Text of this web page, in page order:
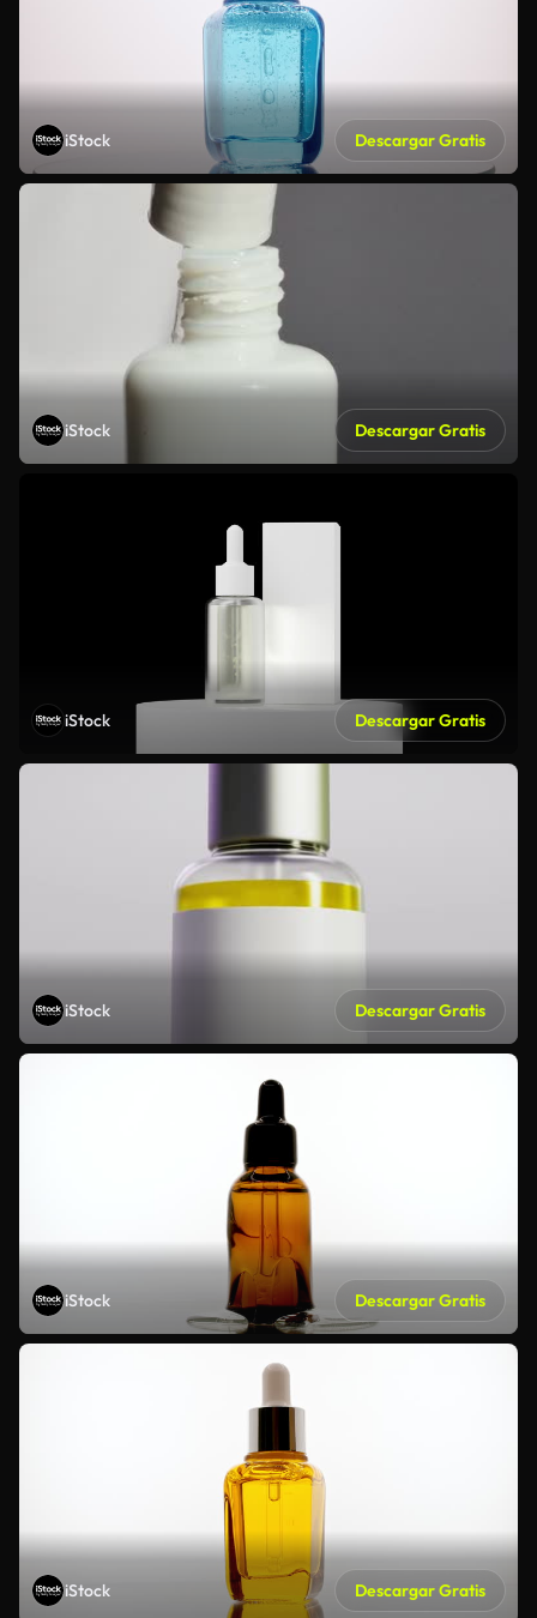
iStock Descargar Gratis
iStock Descargar Gratis
iStock Descargar Gratis
iStock Descargar Gratis
iStock Descargar Gratis
iStock Descargar Gratis